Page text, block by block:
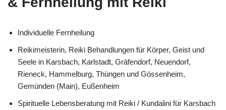
Individuelle Fernheilung
Reikimeisterin, Reiki Behandlungen für Körper, Geist und
Seele in Karsbach, Karlstadt, Gräfendorf, Neuendorf,
Rieneck, Hammelburg, Thüngen und Gössenheim,
Gemünden (Main), Eußenheim
Spirituelle Lebensberatung mit Reiki / Kundalini für Karsbach